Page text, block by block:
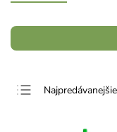
Najpredávanejšie